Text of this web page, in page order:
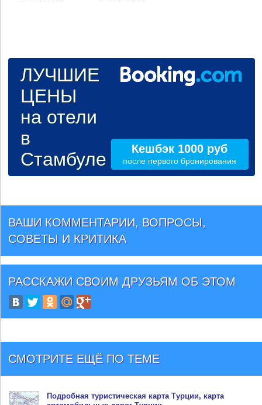
ЛУЧШИЕ
ЦЕНЫ
на отели
в
Стамбуле
Кешбэк 1000 руб
после первого бронирования
ВАШИ КОММЕНТАРИИ, ВОПРОСЫ,
СОВЕТЫ И КРИТИКА
РАССКАЖИ СВОИМ ДРУЗЬЯМ ОБ ЭТОМ
СМОТРИТЕ ЕЩЁ ПО ТЕМЕ
Подробная туристическая карта Турции, карта